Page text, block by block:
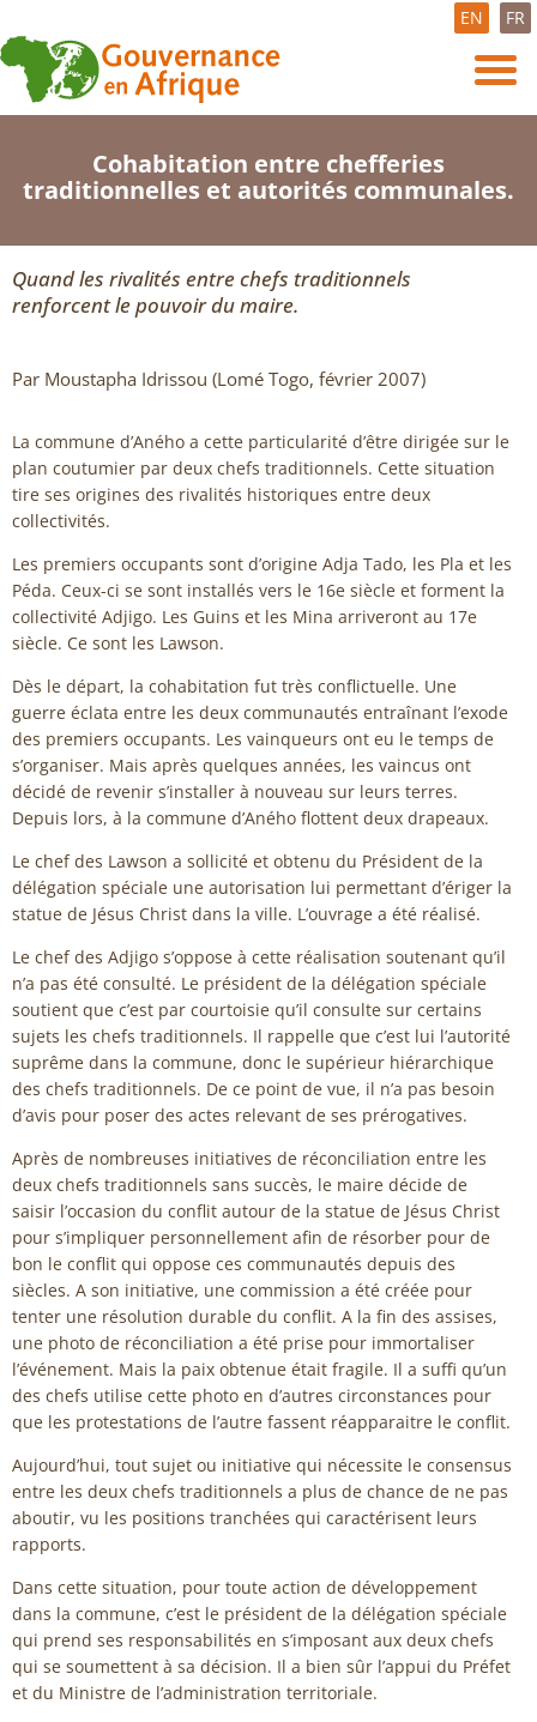
EN FR
Cohabitation entre chefferies
traditionnelles et autorités communales.
Quand les rivalités entre chefs traditionnels
renforcent le pouvoir du maire.
Par Moustapha Idrissou (Lomé Togo, février 2007)
La commune d’Aného a cette particularité d’être dirigée sur le
plan coutumier par deux chefs traditionnels. Cette situation
tire ses origines des rivalités historiques entre deux
collectivités.
Les premiers occupants sont d’origine Adja Tado, les Pla et les
Péda. Ceux-ci se sont installés vers le 16e siècle et forment la
collectivité Adjigo. Les Guins et les Mina arriveront au 17e
siècle. Ce sont les Lawson.
Dès le départ, la cohabitation fut très conflictuelle. Une
guerre éclata entre les deux communautés entraînant l’exode
des premiers occupants. Les vainqueurs ont eu le temps de
s’organiser. Mais après quelques années, les vaincus ont
décidé de revenir s’installer à nouveau sur leurs terres.
Depuis lors, à la commune d’Aného flottent deux drapeaux.
Le chef des Lawson a sollicité et obtenu du Président de la
délégation spéciale une autorisation lui permettant d’ériger la
statue de Jésus Christ dans la ville. L’ouvrage a été réalisé.
Le chef des Adjigo s’oppose à cette réalisation soutenant qu’il
n’a pas été consulté. Le président de la délégation spéciale
soutient que c’est par courtoisie qu’il consulte sur certains
sujets les chefs traditionnels. Il rappelle que c’est lui l’autorité
suprême dans la commune, donc le supérieur hiérarchique
des chefs traditionnels. De ce point de vue, il n’a pas besoin
d’avis pour poser des actes relevant de ses prérogatives.
Après de nombreuses initiatives de réconciliation entre les
deux chefs traditionnels sans succès, le maire décide de
saisir l’occasion du conflit autour de la statue de Jésus Christ
pour s’impliquer personnellement afin de résorber pour de
bon le conflit qui oppose ces communautés depuis des
siècles. A son initiative, une commission a été créée pour
tenter une résolution durable du conflit. A la fin des assises,
une photo de réconciliation a été prise pour immortaliser
l’événement. Mais la paix obtenue était fragile. Il a suffi qu’un
des chefs utilise cette photo en d’autres circonstances pour
que les protestations de l’autre fassent réapparaitre le conflit.
Aujourd’hui, tout sujet ou initiative qui nécessite le consensus
entre les deux chefs traditionnels a plus de chance de ne pas
aboutir, vu les positions tranchées qui caractérisent leurs
rapports.
Dans cette situation, pour toute action de développement
dans la commune, c’est le président de la délégation spéciale
qui prend ses responsabilités en s’imposant aux deux chefs
qui se soumettent à sa décision. Il a bien sûr l’appui du Préfet
et du Ministre de l’administration territoriale.